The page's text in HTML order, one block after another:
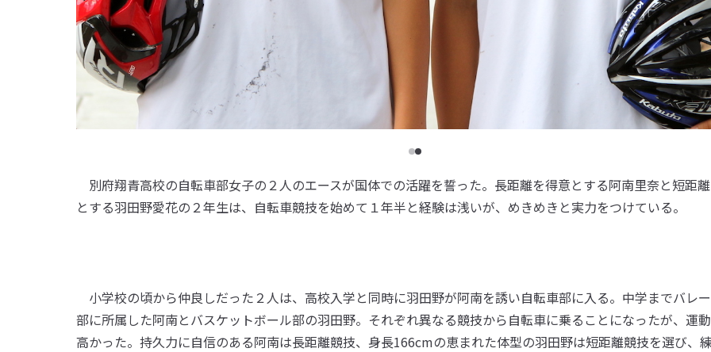
別府翔青高校の自転車部女子の２人のエースが国体での活躍を誓った。長距離を得意とする阿南里奈と短距
とする羽田野愛花の２年生は、自転車競技を始めて１年半と経験は浅いが、めきめきと実力をつけている。
小学校の頃から仲良しだった２人は、高校入学と同時に羽田野が阿南を誘い自転車部に入る。中学までバレ
部に所属した阿南とバスケットボール部の羽田野。それぞれ異なる競技から自転車に乗ることになったが、運
高かった。持久力に自信のある阿南は長距離競技、身長166cmの恵まれた体型の羽田野は短距離競技を選び、